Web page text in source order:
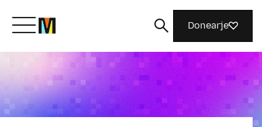
Kom yn ’e kunde mei Mozilla
Wat wy dogge
Donearje